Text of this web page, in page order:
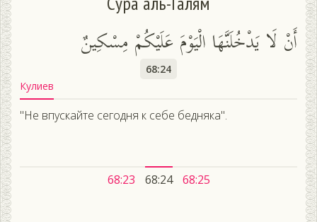
أَنْ لَا يَدْخُلَنَّهَا الْيَوْمَ عَلَيْكُمْ مِسْكِينٌ
68:24
Кулиев
"Не впускайте сегодня к себе бедняка".
68:23 68:24 68:25